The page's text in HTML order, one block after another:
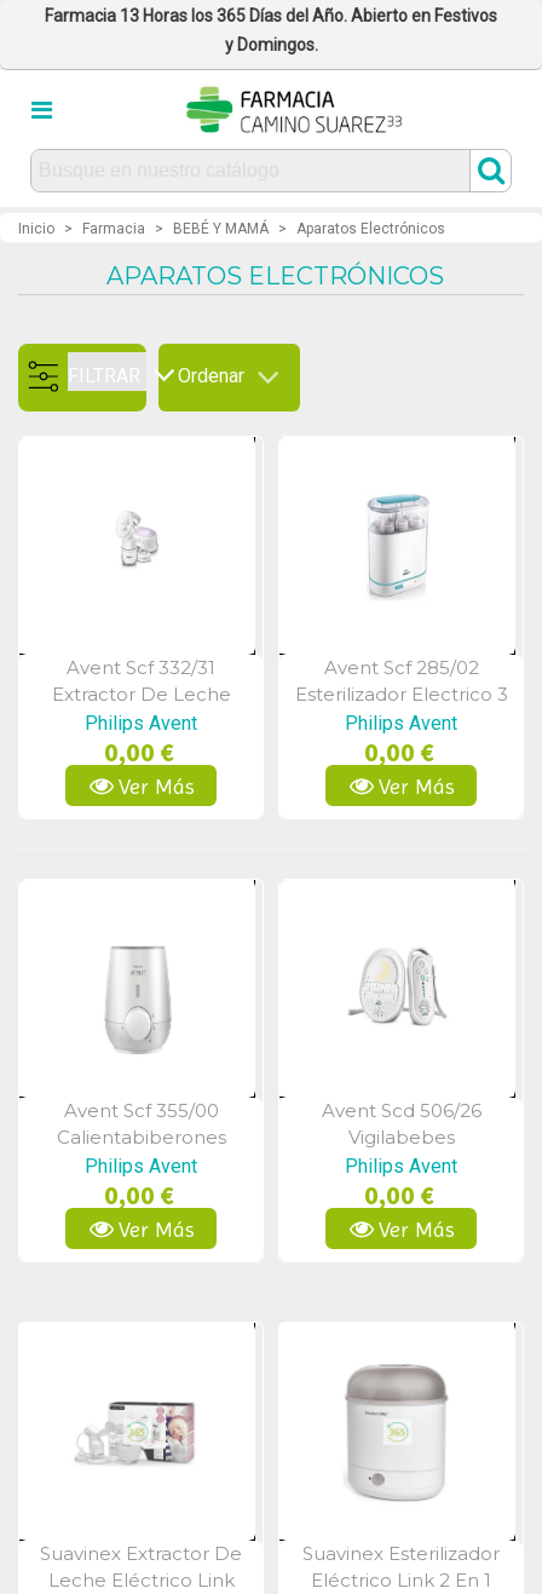
Farmacia 13 Horas los 365 Días del Año. Abierto en Festivos
y Domingos.
Inicio > Farmacia > BEBÉ Y MAMÁ > Aparatos Electrónicos
APARATOS ELECTRÓNICOS
FILTRAR Ordenar
Vista Rápida
Avent Scf 332/31
Extractor De Leche
Electrico
Philips Avent
0,00 €
Ver Más
Vista Rápida
Avent Scf 285/02
Esterilizador Electrico 3
En 1
Philips Avent
0,00 €
Ver Más
Vista Rápida
Avent Scf 355/00
Calientabiberones
Rapido
Philips Avent
0,00 €
Ver Más
Vista Rápida
Avent Scd 506/26
Vigilabebes
Philips Avent
0,00 €
Ver Más
Vista Rápida
Suavinex Extractor De
Leche Eléctrico Link
Vista Rápida
Suavinex Esterilizador
Eléctrico Link 2 En 1